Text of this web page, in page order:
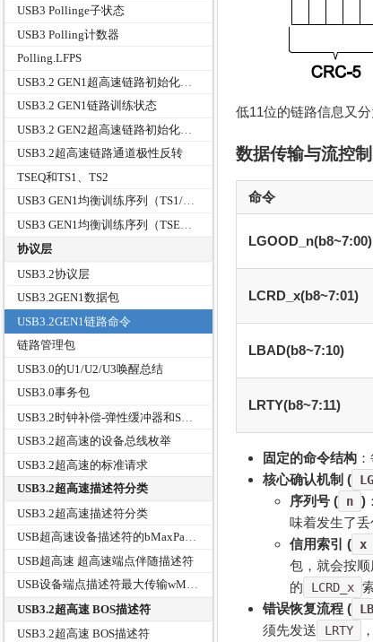
USB3 Pollinge子状态
USB3 Polling计数器
Polling.LFPS
USB3.2 GEN1链路训练状态
USB3.2超高速链路通道极性反转
TSEQ和TS1、TS2
USB3 GEN1均衡训练序列（TS1/TS2）有序集数值
协议层
USB3.2协议层
USB3.2GEN1数据包
USB3.2GEN1链路命令
链路管理包
USB3.0的U1/U2/U3唤醒总结
USB3.0事务包
USB3.2超高速的设备总线枚举
USB3.2超高速的标准请求
USB3.2超高速描述符分类
USB3.2超高速描述符分类
USB超高速设备描述符的bMaxPacketSize0为0x09
USB超高速 超高速端点伴随描述符
USB设备端点描述符最大传输wMaxPacketSize和bMaxBurst
USB3.2超高速 BOS描述符
USB3.2超高速 BOS描述符
低11位的链路信息又分
数据传输与流控
命令
LGOOD_n(b8~7:00)
LCRD_x(b8~7:01)
LBAD(b8~7:10)
LRTY(b8~7:11)
固定的命令结构：
核心确认机制 (
序列号 (
n ) ：
味着发生了丢
信用索引 (
x
包，就会按顺
的
LCRD_x
错误恢复流程 (
须先发送
LRTY